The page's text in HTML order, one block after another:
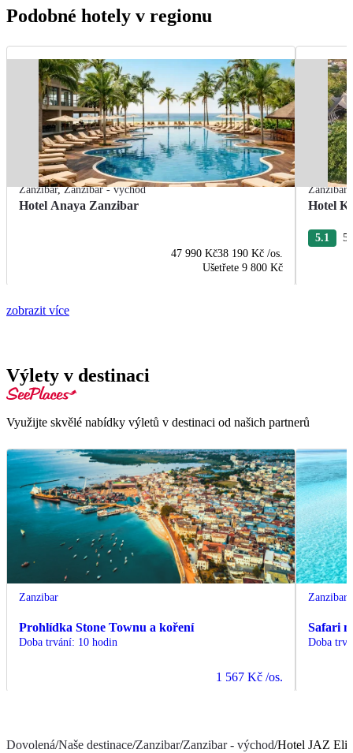
Podobné hotely v regionu
Zanzibar,Zanzibar - východ
Hotel Anaya Zanzibar
47 990 Kč38 190 Kč /os.
Ušetřete 9 800 Kč
Zanzibar
Hotel
5.1
zobrazit více
Výlety v destinaci
Využijte skvělé nabídky výletů v destinaci od našich partnerů
Zanzibar
Prohlídka Stone Townu a koření
Doba trvání: 10 hodin
1 567 Kč /os.
Zanzibar
Safari
Doba
Dovolená/Naše destinace/Zanzibar/Zanzibar - východ/Hotel JAZ